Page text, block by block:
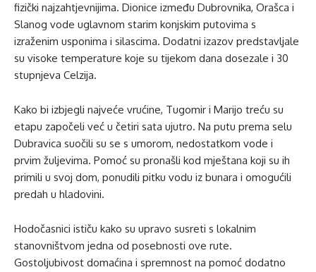
fizički najzahtjevnijima. Dionice između Dubrovnika, Orašca i
Slanog vode uglavnom starim konjskim putovima s
izraženim usponima i silascima. Dodatni izazov predstavljale
su visoke temperature koje su tijekom dana dosezale i 30
stupnjeva Celzija.
Kako bi izbjegli najveće vrućine, Tugomir i Marijo treću su
etapu započeli već u četiri sata ujutro. Na putu prema selu
Dubravica suočili su se s umorom, nedostatkom vode i
prvim žuljevima. Pomoć su pronašli kod mještana koji su ih
primili u svoj dom, ponudili pitku vodu iz bunara i omogućili
predah u hladovini.
Hodočasnici ističu kako su upravo susreti s lokalnim
stanovništvom jedna od posebnosti ove rute.
Gostoljubivost domaćina i spremnost na pomoć dodatno